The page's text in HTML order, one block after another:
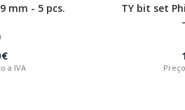
mm - 5 pcs.
a IVA
TY bit set